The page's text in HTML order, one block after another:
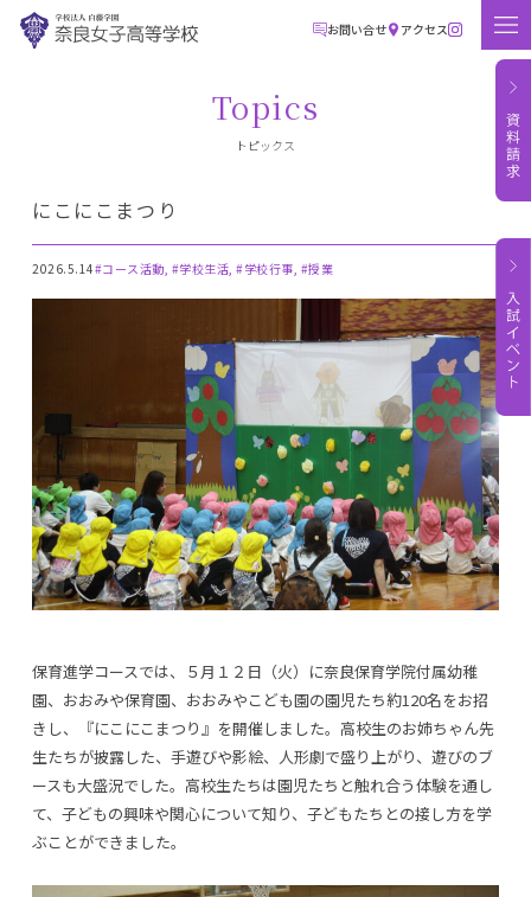
お問い合せ アクセス
Topics
トピックス
にこにこまつり
2026.5.14#コース活動, #学校生活, #学校行事, #授業
保育進学コースでは、５月１２日（火）に奈良保育学院付属幼稚
園、おおみや保育園、おおみやこども園の園児たち約120名をお招
きし、『にこにこまつり』を開催しました。高校生のお姉ちゃん先
生たちが披露した、手遊びや影絵、人形劇で盛り上がり、遊びのブ
ースも大盛況でした。高校生たちは園児たちと触れ合う体験を通し
て、子どもの興味や関心について知り、子どもたちとの接し方を学
ぶことができました。